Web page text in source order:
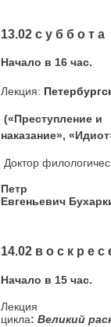
13.02 с у б б о т а
Начало в 16 час.
Лекция:
(«Преступление и
наказание»,
Доктор
Петр
Евгеньевич
14.02 в о с к р е с
Начало в 15 час.
Лекция
цикла: Великий